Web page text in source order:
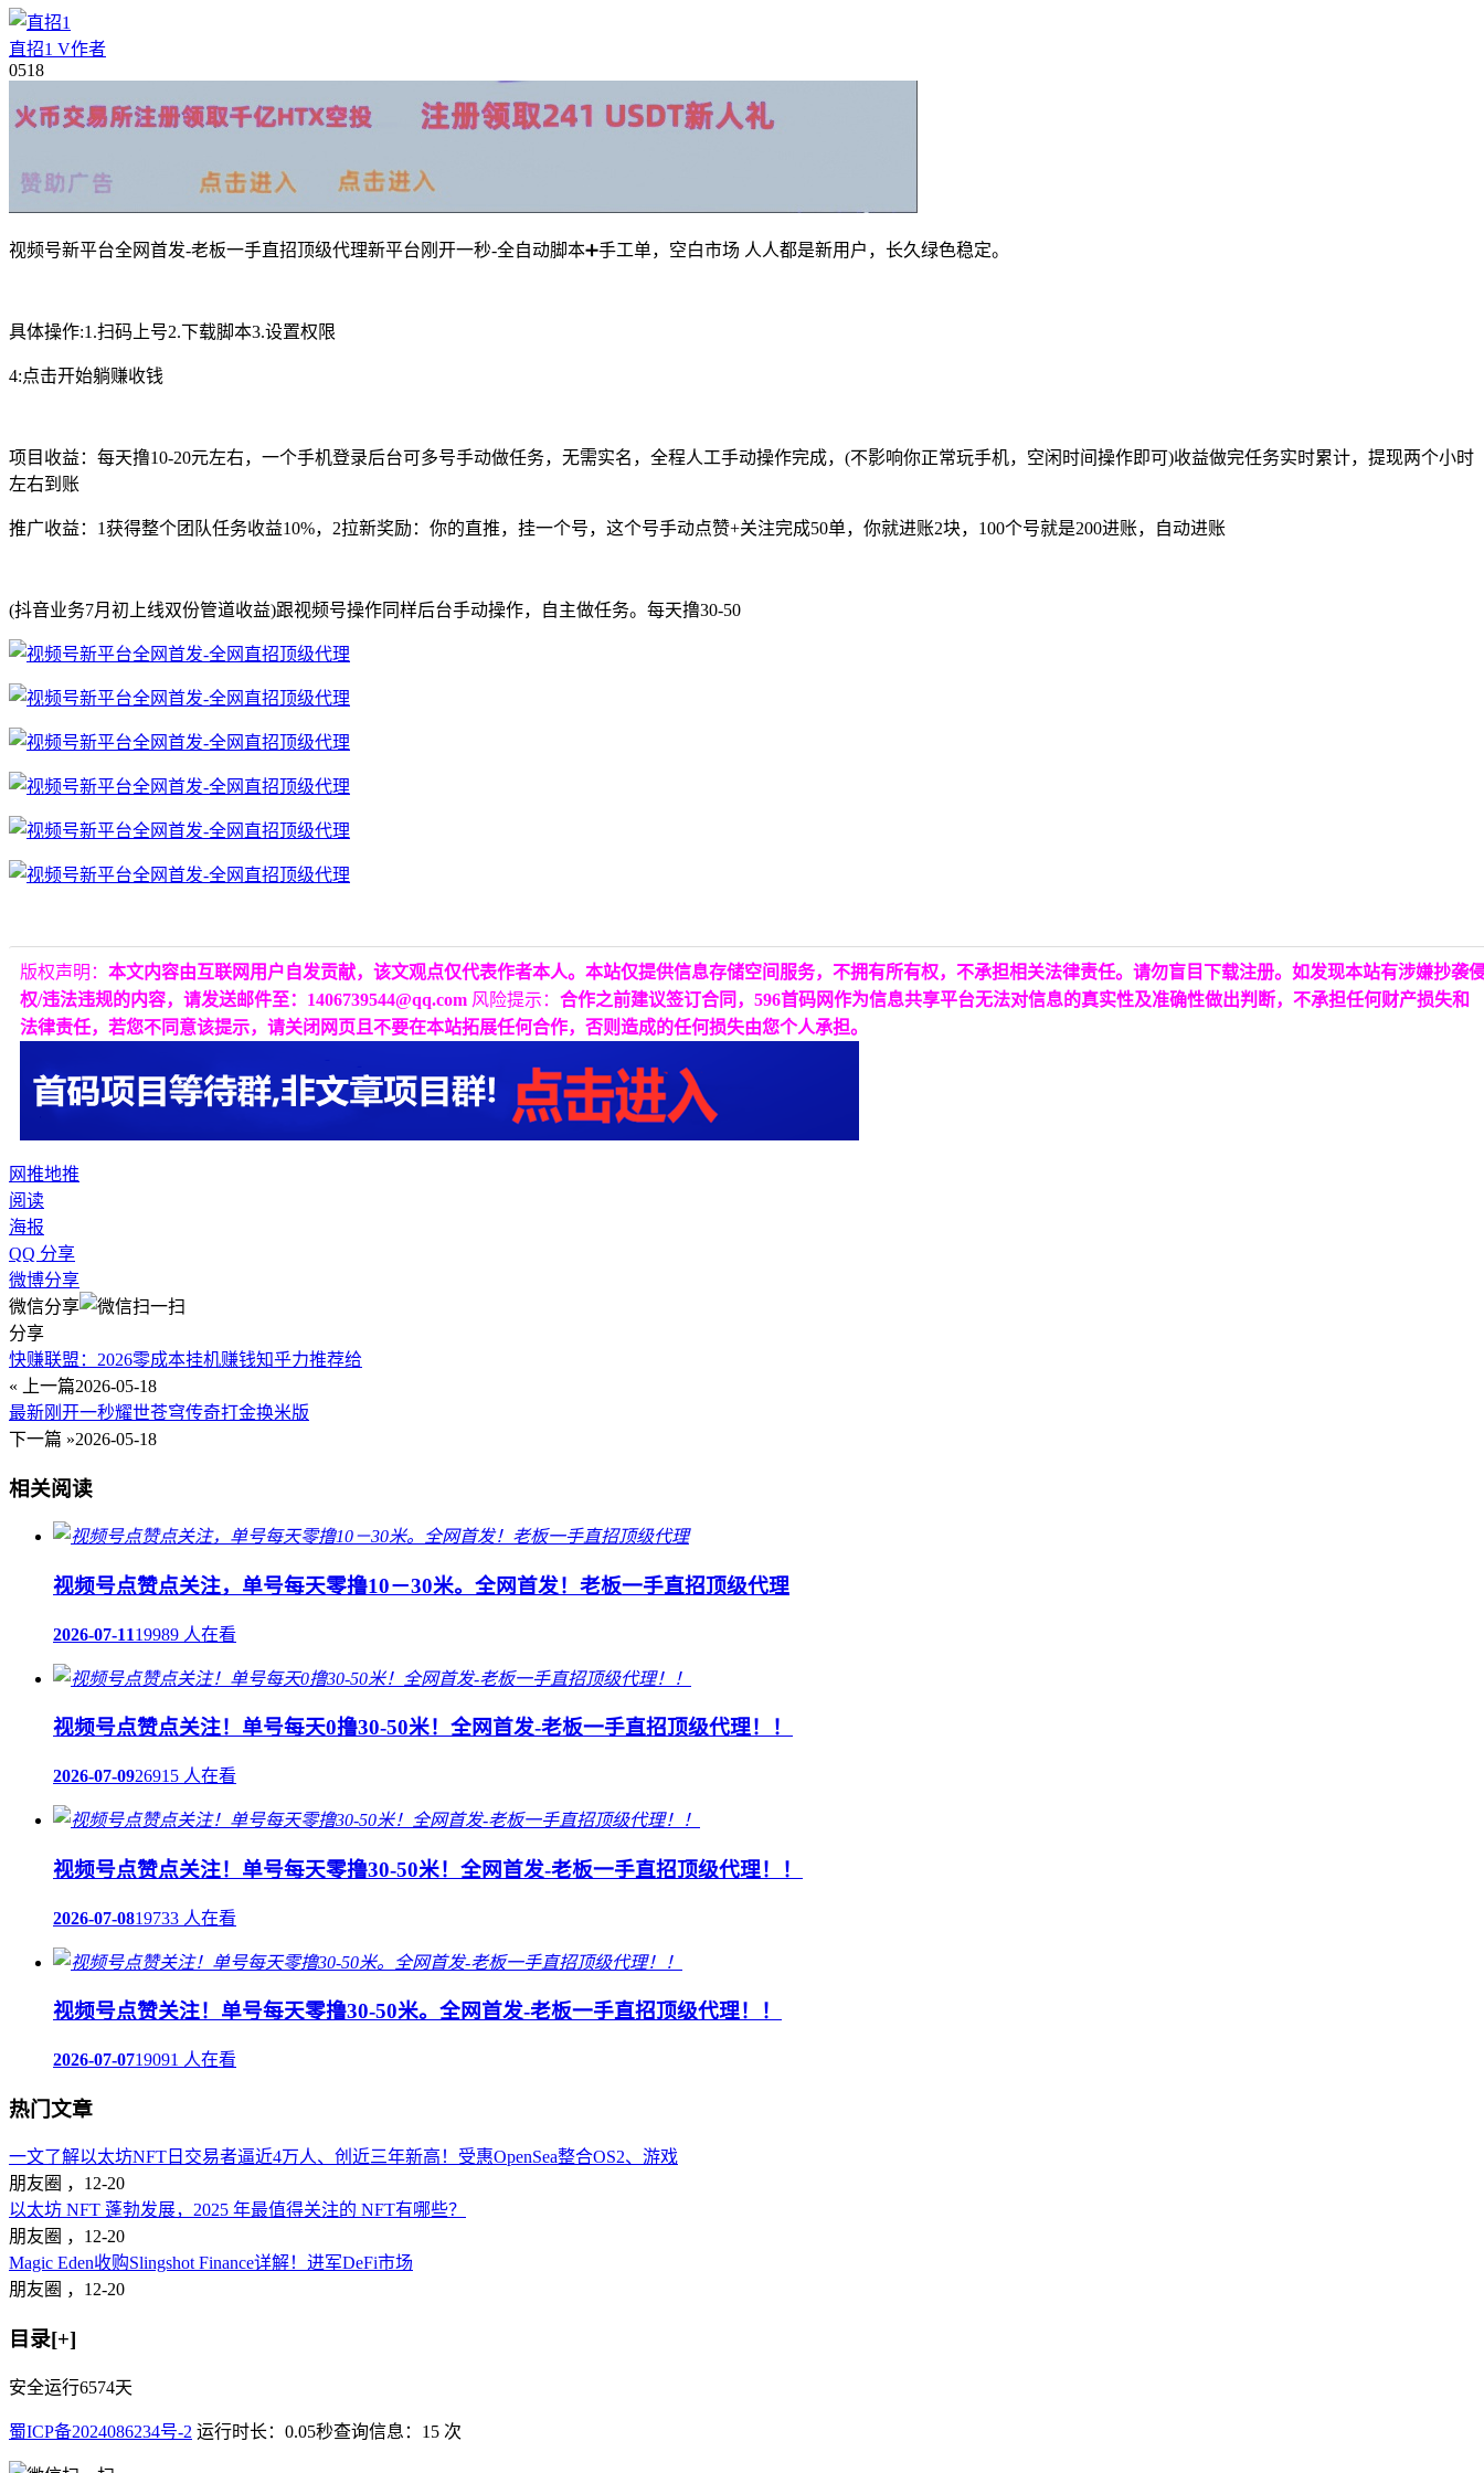
直招1 V作者
0518
视频号新平台全网首发-老板一手直招顶级代理新平台刚开一秒-全自动脚本➕手工单，空白市场 人人都是新用户，长久绿色稳定。
具体操作:1.扫码上号2.下载脚本3.设置权限
4:点击开始躺赚收钱
项目收益：每天撸10-20元左右，一个手机登录后台可多号手动做任务，无需实名，全程人工手动操作完成，(不影响你正常玩手机，空闲时间操作即可)收益做完任务实时累计，提现两个小时
左右到账
推广收益：1获得整个团队任务收益10%，2拉新奖励：你的直推，挂一个号，这个号手动点赞+关注完成50单，你就进账2块，100个号就是200进账，自动进账
(抖音业务7月初上线双份管道收益)跟视频号操作同样后台手动操作，自主做任务。每天撸30-50
版权声明： 本文内容由互联网用户自发贡献，该文观点仅代表作者本人。本站仅提供信息存储空间服务，不拥有所有权，不承担相关法律责任。请勿盲目下载注册。如发现本站有涉嫌抄袭
权/违法违规的内容，请发送邮件至：1406739544@qq.com 风险提示： 合作之前建议签订合同，596首码网作为信息共享平台无法对信息的真实性及准确性做出判断，不承担任何财产损失和
法律责任，若您不同意该提示，请关闭网页且不要在本站拓展任何合作，否则造成的任何损失由您个人承担。
网推地推
阅读
海报
QQ 分享
微博分享
微信分享
分享
快赚联盟：2026零成本挂机赚钱知乎力推荐给
« 上一篇2026-05-18
最新刚开一秒耀世苍穹传奇打金换米版
下一篇 »2026-05-18
相关阅读
视频号点赞点关注，单号每天零撸10－30米。全网首发！老板一手直招顶级代理
2026-07-1119989 人在看
视频号点赞点关注！单号每天0撸30-50米！全网首发-老板一手直招顶级代理！！
2026-07-0926915 人在看
视频号点赞点关注！单号每天零撸30-50米！全网首发-老板一手直招顶级代理！！
2026-07-0819733 人在看
视频号点赞关注！单号每天零撸30-50米。全网首发-老板一手直招顶级代理！！
2026-07-0719091 人在看
热门文章
一文了解以太坊NFT日交易者逼近4万人、创近三年新高！受惠OpenSea整合OS2、游戏
朋友圈 ， 12-20
以太坊 NFT 蓬勃发展，2025 年最值得关注的 NFT有哪些？
朋友圈 ， 12-20
Magic Eden收购Slingshot Finance详解！进军DeFi市场
朋友圈 ， 12-20
目录[+]
安全运行6574天
蜀ICP备2024086234号-2 运行时长：0.05秒查询信息：15 次